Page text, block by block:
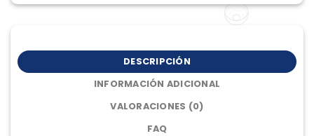
DESCRIPCIÓN
INFORMACIÓN ADICIONAL
VALORACIONES (0)
FAQ